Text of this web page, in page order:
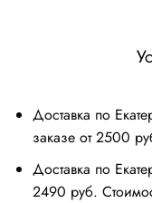
Доставка по
заказе от 2500
Доставка по
2490 руб.